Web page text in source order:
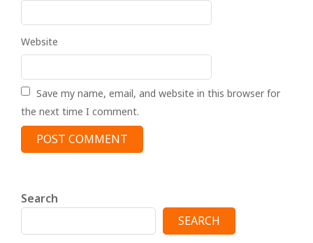
Website
Save my name, email, and website in this browser for
the next time I comment.
Search
SEARCH